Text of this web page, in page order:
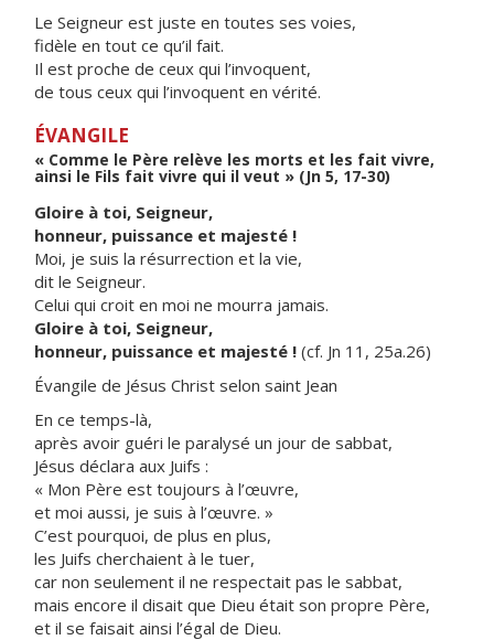
Le Seigneur est juste en toutes ses voies,
fidèle en tout ce qu’il fait.
Il est proche de ceux qui l’invoquent,
de tous ceux qui l’invoquent en vérité.
ÉVANGILE
« Comme le Père relève les morts et les fait vivre,
ainsi le Fils fait vivre qui il veut » (Jn 5, 17-30)
Gloire à toi, Seigneur,
honneur, puissance et majesté !
Moi, je suis la résurrection et la vie,
dit le Seigneur.
Celui qui croit en moi ne mourra jamais.
Gloire à toi, Seigneur,
honneur, puissance et majesté ! (cf. Jn 11, 25a.26)
Évangile de Jésus Christ selon saint Jean
En ce temps-là,
après avoir guéri le paralysé un jour de sabbat,
Jésus déclara aux Juifs :
« Mon Père est toujours à l’œuvre,
et moi aussi, je suis à l’œuvre. »
C’est pourquoi, de plus en plus,
les Juifs cherchaient à le tuer,
car non seulement il ne respectait pas le sabbat,
mais encore il disait que Dieu était son propre Père,
et il se faisait ainsi l’égal de Dieu.